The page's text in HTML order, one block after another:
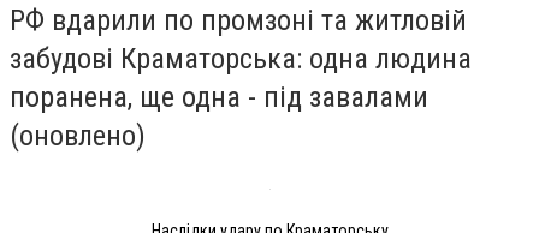
РФ вдарили по промзоні та житловій
забудові Краматорська: одна людина
поранена, ще одна - під завалами
(оновлено)